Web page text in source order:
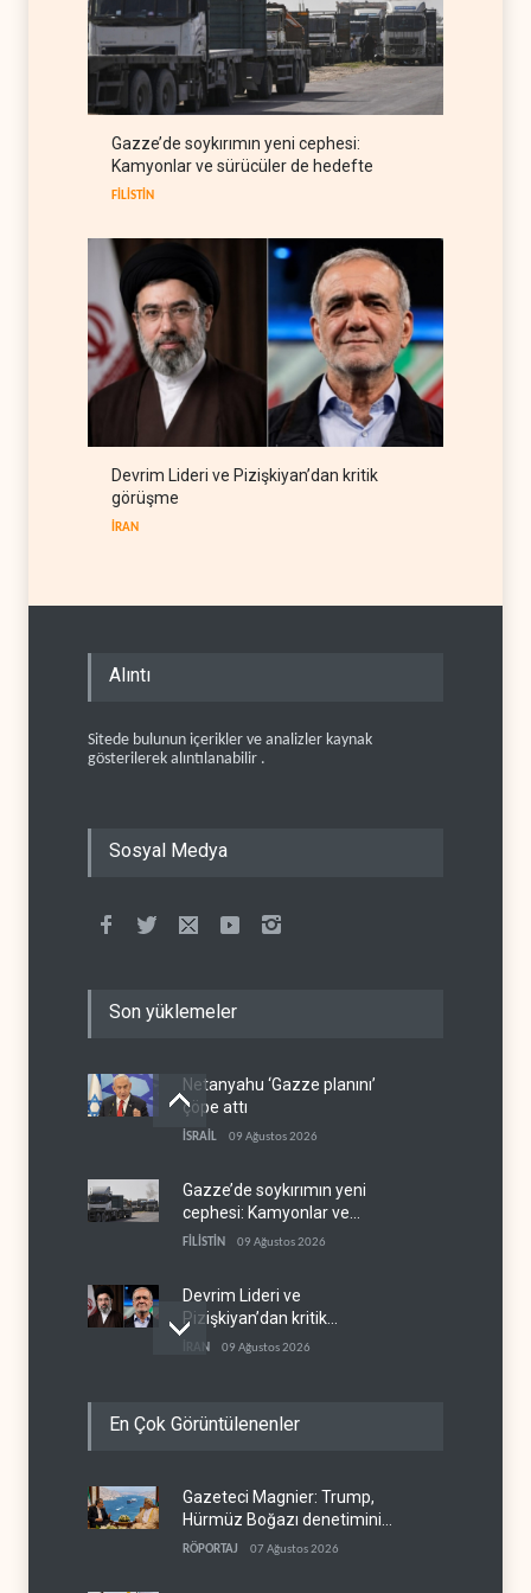
ABD'den Rus petrolünü alan
ülkelere yüzde 100'e varan
gümrük vergisi
RUSYA 09 Ağustos 2026
Demokratlar Trump için azil
süreci yerine soruşturma
Gazze’de soykırımın yeni cephesi:
Kamyonlar ve sürücüler de hedefte
FİLİSTİN
Devrim Lideri ve Pizişkiyan’dan kritik
görüşme
İRAN
Alıntı
Sitede bulunun içerikler ve analizler kaynak
gösterilerek alıntılanabilir .
Sosyal Medya
Son yüklemeler
Netanyahu ‘Gazze planını’
çöpe attı
İSRAİL 09 Ağustos 2026
Gazze’de soykırımın yeni
cephesi: Kamyonlar ve
sürücüler de hedefte
FİLİSTİN 09 Ağustos 2026
Devrim Lideri ve
Pizişkiyan’dan kritik
görüşme
İRAN 09 Ağustos 2026
güçlere büyük operasyon
Grönland’da izinsiz sondaj
hamlesi
En Çok Görüntülenenler
Gazeteci Magnier: Trump,
Hürmüz Boğazı denetimini
doğrudan İran ve Umman'a
RÖPORTAJ 07 Ağustos 2026